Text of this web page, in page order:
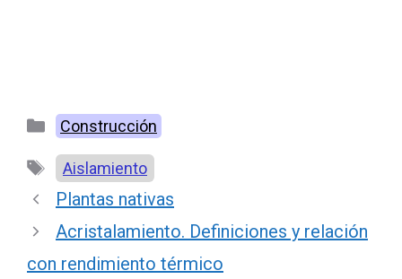
Categorías
Construcción
Etiquetas
Aislamiento
Plantas nativas
Acristalamiento. Definiciones y relación
con rendimiento térmico